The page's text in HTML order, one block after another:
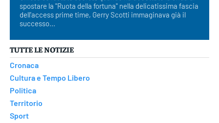
spostare la "Ruota della fortuna" nella delicatissima fascia
dell'access prime time, Gerry Scotti immaginava già il
successo...
TUTTE LE NOTIZIE
Cronaca
Cultura e Tempo Libero
Politica
Territorio
Sport